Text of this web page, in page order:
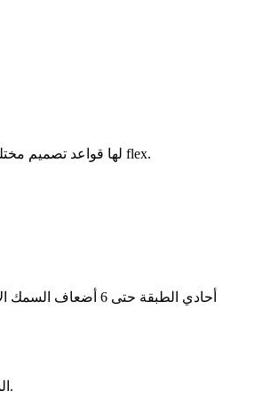
نعم، لكنه يتطلب تعديلات في التصميم. Flex PCB لها قواعد تصميم مختلفة لتوجيه المسارات ومناطق الانحناء ووضع المكونات. يمكن لفريقنا الهندسي مساعدتك في تكييف التصميم لتصنيع flex.
نعم، يمكن تصميم flex PCB لتطبيقات التردد العالي باستخدام مواد مناسبة مثل LCP (بوليمر الكريستال السائل) أو polyimide المعدل. تصميم المعاوقة المتحكم بها متاح.